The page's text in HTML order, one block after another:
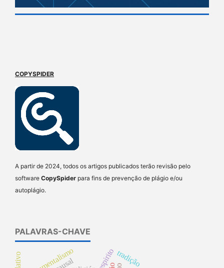
COPYSPIDER
A partir de 2024, todos os artigos publicados terão revisão pelo
software CopySpider para fins de prevenção de plágio e/ou
autoplágio.
PALAVRAS-CHAVE
espiritotradição